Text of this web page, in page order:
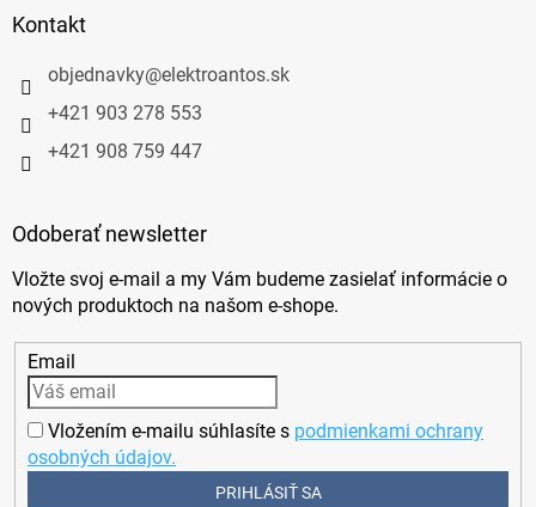
Kontakt
objednavky@elektroantos.sk
+421 903 278 553
+421 908 759 447
Odoberať newsletter
Vložte svoj e-mail a my Vám budeme zasielať informácie o
nových produktoch na našom e-shope.
Email
Vložením e-mailu súhlasíte s podmienkami ochrany
osobných údajov.
PRIHLÁSIŤ SA